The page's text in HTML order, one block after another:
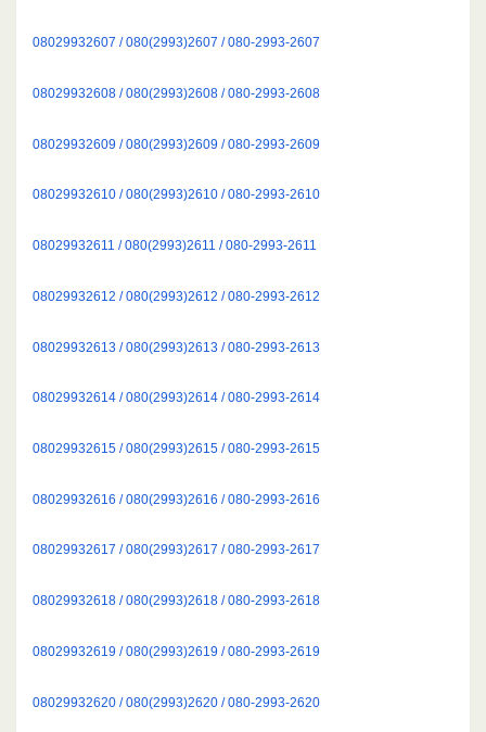
08029932607 / 080(2993)2607 / 080-2993-2607
08029932608 / 080(2993)2608 / 080-2993-2608
08029932609 / 080(2993)2609 / 080-2993-2609
08029932610 / 080(2993)2610 / 080-2993-2610
08029932611 / 080(2993)2611 / 080-2993-2611
08029932612 / 080(2993)2612 / 080-2993-2612
08029932613 / 080(2993)2613 / 080-2993-2613
08029932614 / 080(2993)2614 / 080-2993-2614
08029932615 / 080(2993)2615 / 080-2993-2615
08029932616 / 080(2993)2616 / 080-2993-2616
08029932617 / 080(2993)2617 / 080-2993-2617
08029932618 / 080(2993)2618 / 080-2993-2618
08029932619 / 080(2993)2619 / 080-2993-2619
08029932620 / 080(2993)2620 / 080-2993-2620